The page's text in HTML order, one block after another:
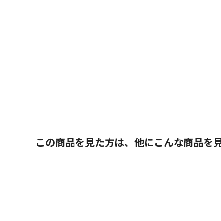
この商品を見た方は、他にこんな商品を